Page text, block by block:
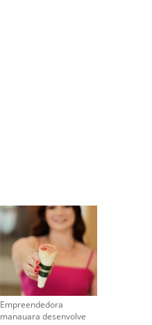
Empreendedora
manauara desenvolve